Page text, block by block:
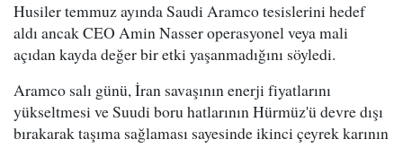
Husiler temmuz ayında Saudi Aramco tesislerini hedef
aldı ancak CEO Amin Nasser operasyonel veya mali
açıdan kayda değer bir etki yaşanmadığını söyledi.
Aramco salı günü, İran savaşının enerji fiyatlarını
yükseltmesi ve Suudi boru hatlarının Hürmüz'ü devre dışı
bırakarak taşıma sağlaması sayesinde ikinci çeyrek karının